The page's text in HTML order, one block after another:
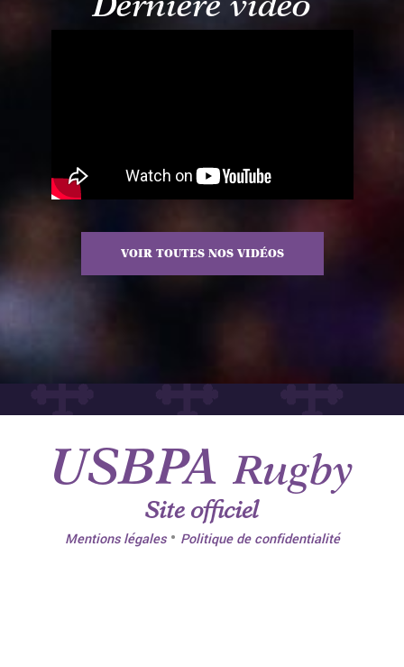
Dernière vidéo
VOIR TOUTES NOS VIDÉOS
USBPARugby
Site officiel
Mentions légales• Politique de confidentialité